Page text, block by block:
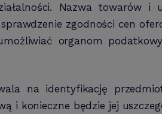
Nazwa towarów i
zgodności cen
organom
na identyfikację
i konieczne będzie jej